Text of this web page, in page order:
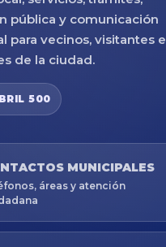
pública y comunicación
para vecinos, visitantes e
de la ciudad.
500
MUNICIPALES
áreas y atención